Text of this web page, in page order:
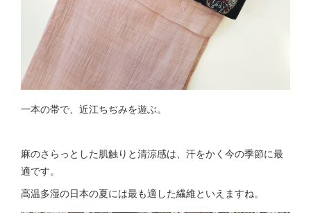
一本の帯で、近江ちぢみを遊ぶ。
麻のさらっとした肌触りと清涼感は、汗をかく今の季節に最
適です。
高温多湿の日本の夏には最も適した繊維といえますね。